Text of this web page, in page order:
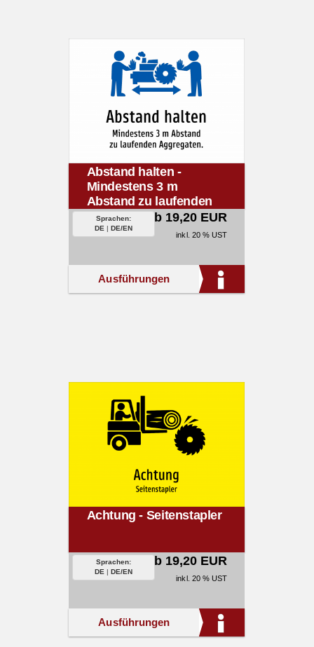
Abstand halten -
Mindestens 3 m
Abstand zu laufenden
Aggregaten.
Sprachen:
DE | DE/EN
ab 19,20 EUR
inkl. 20 % UST
Ausführungen
Achtung - Seitenstapler
Sprachen:
DE | DE/EN
ab 19,20 EUR
inkl. 20 % UST
Ausführungen